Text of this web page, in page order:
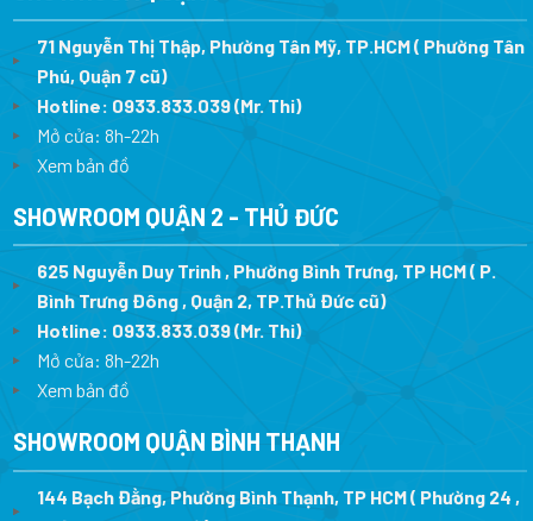
71 Nguyễn Thị Thập, Phường Tân Mỹ, TP.HCM ( Phường Tân
Phú, Quận 7 cũ)
Hotline: 0933.833.039(Mr. Thi)
Mở cửa: 8h-22h
Xem bản đồ
SHOWROOM QUẬN 2 - THỦ ĐỨC
625 Nguyễn Duy Trinh , Phường Bình Trưng, TP HCM ( P.
Bình Trưng Đông , Quận 2, TP.Thủ Đức cũ)
Hotline: 0933.833.039(Mr. Thi)
Mở cửa: 8h-22h
Xem bản đồ
SHOWROOM QUẬN BÌNH THẠNH
144 Bạch Đằng, Phường Bình Thạnh, TP HCM ( Phường 24 ,